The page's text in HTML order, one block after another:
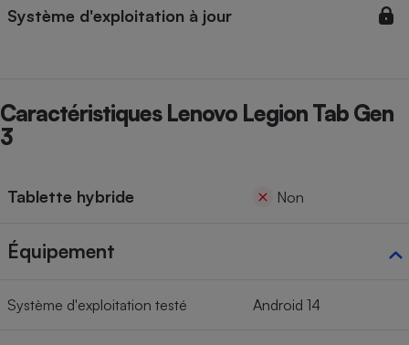
Système d'exploitation à jour
Caractéristiques Lenovo Legion Tab Gen
3
Tablette hybride Non
Équipement
Système d'exploitation testé Android 14